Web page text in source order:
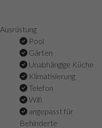
Ausrüstung
Pool
Gärten
Unabhängige Küche
Klimatisierung
Telefon
Wifi
angepasst für
Behinderte